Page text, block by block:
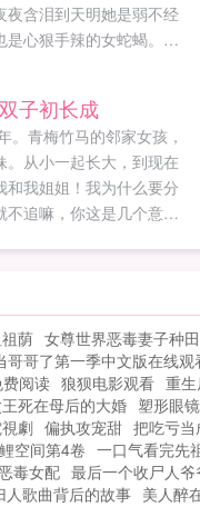
夜含泪到天明她是弱不经
是心狠手辣的女蛇蝎。别
行不行？少废话，给我
水志怪系列，男主高冷凶
，女主强大腹黑max如果
厉少，超猛的！，别忘记
子初长成
。青梅竹马的邻家女孩，
。从小一起长大，到现在
和我姐姐！我为什么要分
不追嘛，你这是几个意
荫 女尊世界恶毒妻子种
哥哥了第一季中文版在线观
阅读 狼狈电影观看 重
死在母后的大婚 塑形眼镜
劇 偏执攻宠甜 把吃亏
空间第4卷 一口气看完先
毒女配 最后一个收尸人
人歌曲背后的故事 美人醉